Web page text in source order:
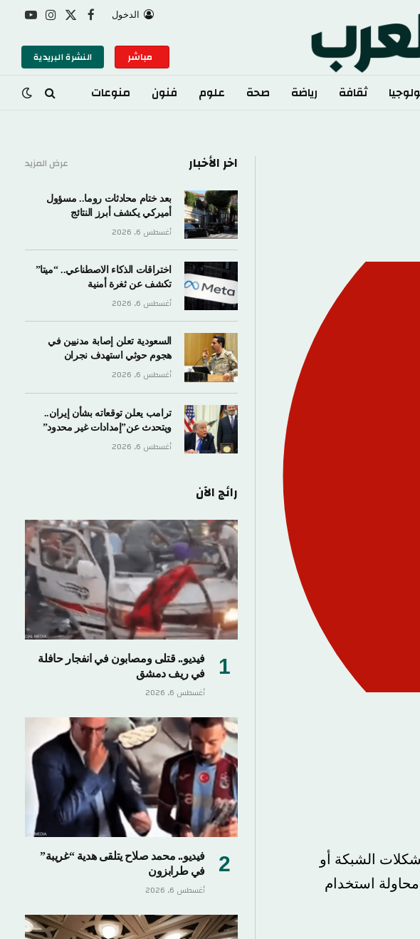
الدخول فيسبوك
X
الانستغرام
يوتيوب
مباشر النشرة البريدية
ثقافة رياضة صحة علوم فنون منوعات
الشبكة أو
استخدام
اخر الأخبار عرض المزيد
بعد ختام محادثات روما.. مسؤول
أميركي يكشف أبرز النتائج
أغسطس 6, 2026
اختراقات الذكاء الاصطناعي.. “ميتا”
تكشف عن ثغرة أمنية
أغسطس 6, 2026
السعودية تعلن إصابة مدنيين في
هجوم حوثي استهدف نجران
أغسطس 6, 2026
ترامب يعلن توقعاته بشأن إيران..
ويتحدث عن”إمدادات غير محدود”
أغسطس 6, 2026
رائج الآن
فيديو.. قتلى ومصابون في انفجار حافلة
في ريف دمشق
أغسطس 6, 2026
فيديو.. محمد صلاح يتلقى هدية “غريبة”
في طرابزون
أغسطس 6, 2026